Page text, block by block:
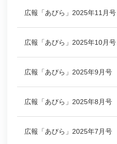
広報「あびら」2025年11月号
広報「あびら」2025年10月号
広報「あびら」2025年9月号
広報「あびら」2025年8月号
広報「あびら」2025年7月号